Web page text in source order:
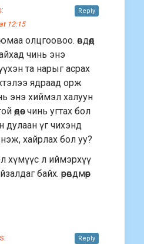
12:15
юмаа олцгоовоо. өвдөөд
чинь энэ
та нарыг асрах
ядраад орж
энэ хиймэл халуун
өөдөөс чинь угтах бол
дулаан үг чихэнд
хайрлах бол уу?
хүмүүс л иймэрхүү
байх. өрөвдмөөр
Reply
Reply